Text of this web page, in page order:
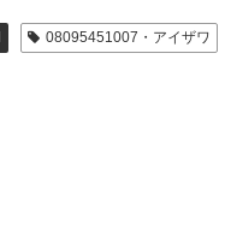
08095451007・アイザワ